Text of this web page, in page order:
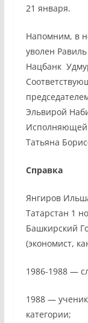
21 января.
Напомним, в
уволен
Нацбанк
Эльвирой
Исполняющей
Татьяна
Справка
Янгиров
Татарстан 1
Башкирский
(экономист,
1986-1988 —
1988 —
категории;